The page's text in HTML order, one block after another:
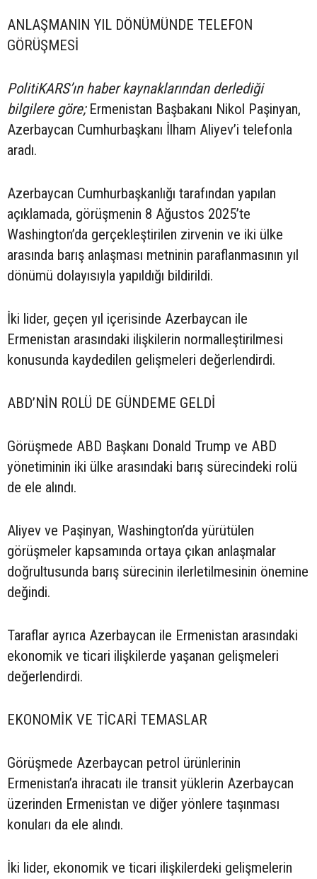
ANLAŞMANIN YIL DÖNÜMÜNDE TELEFON
GÖRÜŞMESİ
PolitiKARS’ın haber kaynaklarından derlediği
bilgilere göre;Ermenistan Başbakanı Nikol Paşinyan,
Azerbaycan Cumhurbaşkanı İlham Aliyev’i telefonla
aradı.
Azerbaycan Cumhurbaşkanlığı tarafından yapılan
açıklamada, görüşmenin 8 Ağustos 2025’te
Washington’da gerçekleştirilen zirvenin ve iki ülke
arasında barış anlaşması metninin paraflanmasının yıl
dönümü dolayısıyla yapıldığı bildirildi.
İki lider, geçen yıl içerisinde Azerbaycan ile
Ermenistan arasındaki ilişkilerin normalleştirilmesi
konusunda kaydedilen gelişmeleri değerlendirdi.
ABD’NİN ROLÜ DE GÜNDEME GELDİ
Görüşmede ABD Başkanı Donald Trump ve ABD
yönetiminin iki ülke arasındaki barış sürecindeki rolü
de ele alındı.
Aliyev ve Paşinyan, Washington’da yürütülen
görüşmeler kapsamında ortaya çıkan anlaşmalar
doğrultusunda barış sürecinin ilerletilmesinin önemine
değindi.
Taraflar ayrıca Azerbaycan ile Ermenistan arasındaki
ekonomik ve ticari ilişkilerde yaşanan gelişmeleri
değerlendirdi.
EKONOMİK VE TİCARİ TEMASLAR
Görüşmede Azerbaycan petrol ürünlerinin
Ermenistan’a ihracatı ile transit yüklerin Azerbaycan
üzerinden Ermenistan ve diğer yönlere taşınması
konuları da ele alındı.
İki lider, ekonomik ve ticari ilişkilerdeki gelişmelerin